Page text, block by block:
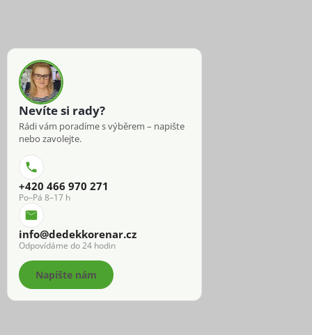
Nevíte si rady?
Rádi vám poradíme s výběrem – napište
nebo zavolejte.
+420 466 970 271
Po–Pá 8–17 h
info@dedekkorenar.cz
Odpovídáme do 24 hodin
Napište nám